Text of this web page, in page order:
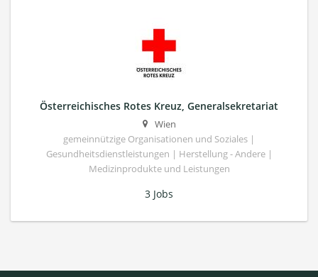
Österreichisches Rotes Kreuz, Generalsekretariat
Wien
gemeinnützige Organisationen und Soziales |
Gesundheitsdienstleistungen | Herstellung - Andere |
Medizinprodukte und Leistungen
3 Jobs